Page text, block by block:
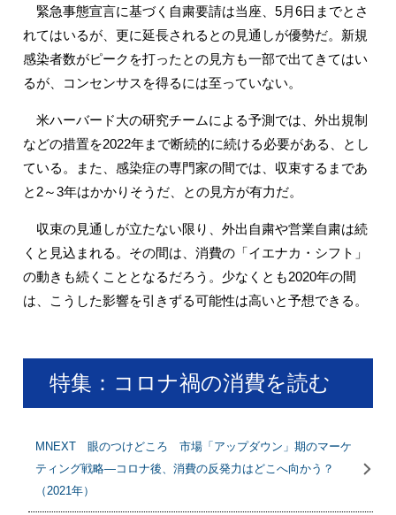
緊急事態宣言に基づく自粛要請は当座、5月6日までとさ
れてはいるが、更に延長されるとの見通しが優勢だ。新規
感染者数がピークを打ったとの見方も一部で出てきてはい
るが、コンセンサスを得るには至っていない。
米ハーバード大の研究チームによる予測では、外出規制
などの措置を2022年まで断続的に続ける必要がある、とし
ている。また、感染症の専門家の間では、収束するまであ
と2～3年はかかりそうだ、との見方が有力だ。
収束の見通しが立たない限り、外出自粛や営業自粛は続
くと見込まれる。その間は、消費の「イエナカ・シフト」
の動きも続くこととなるだろう。少なくとも2020年の間
は、こうした影響を引きずる可能性は高いと予想できる。
特集：コロナ禍の消費を読む
MNEXT 眼のつけどころ 市場「アップダウン」期のマーケ
ティング戦略―コロナ後、消費の反発力はどこへ向かう？
（2021年）